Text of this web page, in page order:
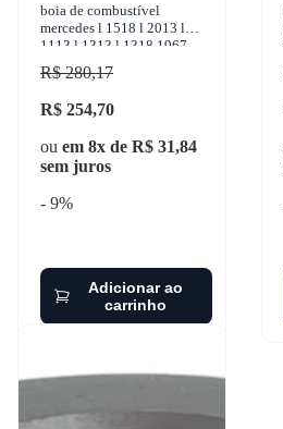
boia de combustível
mercedes l 1518 l 2013 l
1113 l 1313 l 1318 1967-
2001 turotest - 303739
R$ 280,17
R$ 254,70
ou em 8x de R$ 31,84
sem juros
- 9%
Adicionar ao
carrinho